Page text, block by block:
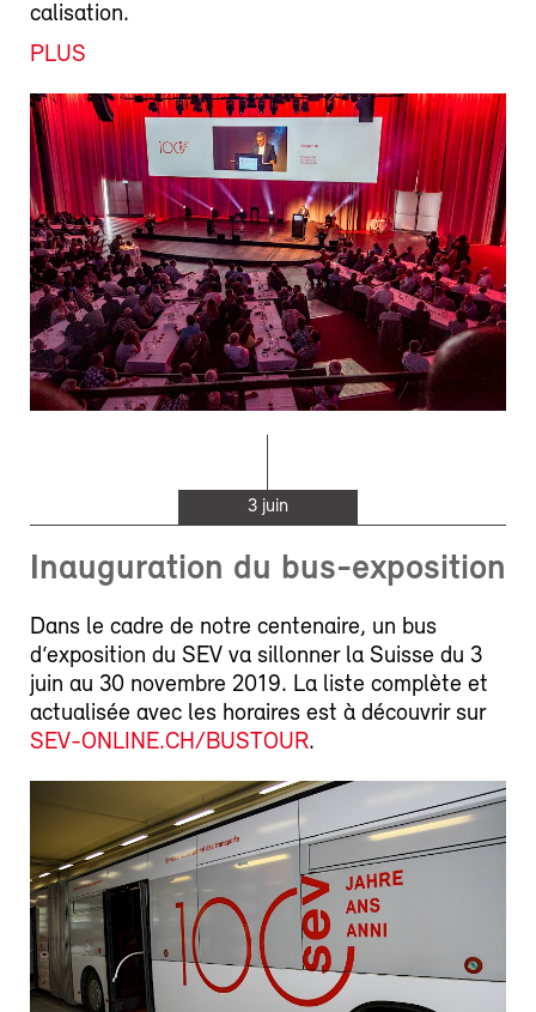
calisation.
PLUS
3 juin
Inauguration du bus-exposition
Dans le cadre de notre centenaire, un bus
d‘exposition du SEV va sillonner la Suisse du 3
juin au 30 novembre 2019. La liste complète et
actualisée avec les horaires est à découvrir sur
SEV-ONLINE.CH/BUSTOUR.